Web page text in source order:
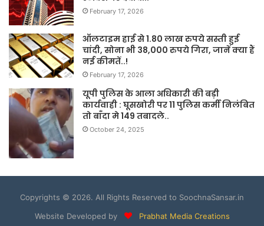
February 17, 2026
ऑलटाइम हाई से 1.80 लाख रुपये सस्ती हुई
चांदी, सोना भी 38,000 रुपये गिरा, जानें क्या हैं
नई कीमतें..!
February 17, 2026
यूपी पुलिस के आला अधिकारी की बड़ी
कार्यवाही : घूसखोरी पर 11 पुलिस कर्मी निलंबित
तो बाँदा मे 149 तबादले..
October 24, 2025
Copyrights © 2026. All Rights Reserved to SoochnaSansar.in
Website Developed by
Prabhat Media Creations